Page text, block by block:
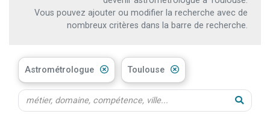
Vous pouvez ajouter ou modifier la recherche avec de
nombreux critères dans la barre de recherche.
Astrométrologue Toulouse